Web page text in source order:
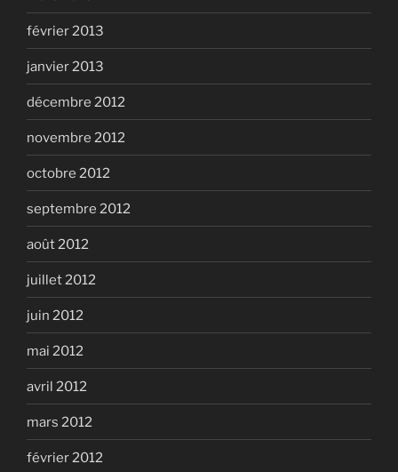
février 2013
janvier 2013
décembre 2012
novembre 2012
octobre 2012
septembre 2012
août 2012
juillet 2012
juin 2012
mai 2012
avril 2012
mars 2012
février 2012